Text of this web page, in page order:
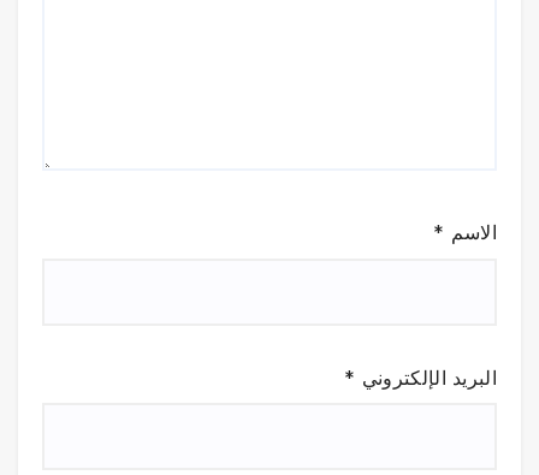
الاسم *
البريد الإلكتروني *